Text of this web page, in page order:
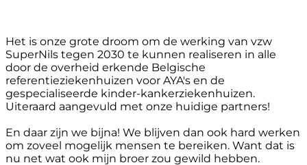
Het is onze grote droom om de werking van vzw
SuperNils tegen 2030 te kunnen realiseren in alle
door de overheid erkende Belgische
referentieziekenhuizen voor AYA's en de
gespecialiseerde kinder-kankerziekenhuizen.
Uiteraard aangevuld met onze huidige partners!
En daar zijn we bijna! We blijven dan ook hard werken
om zoveel mogelijk mensen te bereiken. Want dat is
nu net wat ook mijn broer zou gewild hebben.